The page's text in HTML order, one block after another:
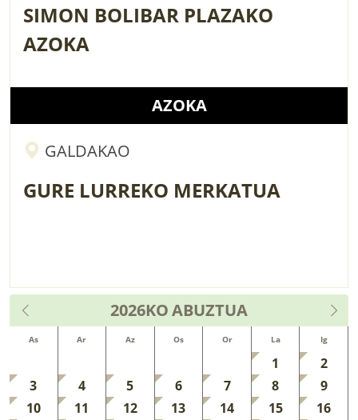
SIMON BOLIBAR PLAZAKO
AZOKA
AZOKA
GALDAKAO
GURE LURREKO MERKATUA
2026KOABUZTUA
As Ar Az Os Or La Ig
1
2
3
4 5 6 7 8
9
10
11 12 13 14 15
16